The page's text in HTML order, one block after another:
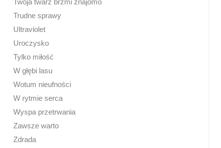
Trudne sprawy
Ultraviolet
Uroczysko
Tylko miłość
W głębi lasu
Wotum nieufności
W rytmie serca
Wyspa przetrwania
Zawsze warto
Zdrada